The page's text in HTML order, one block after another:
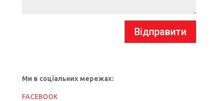
Відправити
Ми в соціальних мережах:
FACEBOOK